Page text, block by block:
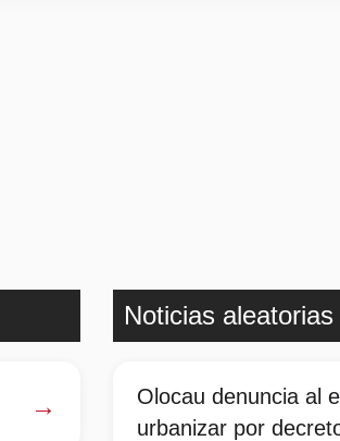
→
Noticias aleatorias
Olocau denuncia al
urbanizar por